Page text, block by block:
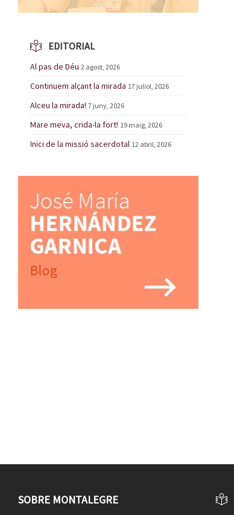
EDITORIAL
Al pas de Déu 2 agost, 2026
Continuem alçant la mirada 17 juliol, 2026
Alceu la mirada! 7 juny, 2026
Mare meva, crida-la fort! 19 maig, 2026
Inici de la missió sacerdotal 12 abril, 2026
SOBRE MONTALEGRE